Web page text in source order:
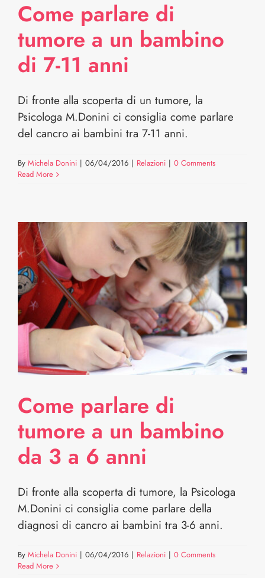
Come parlare di
tumore a un bambino
di 7-11 anni
Di fronte alla scoperta di un tumore, la
Psicologa M.Donini ci consiglia come parlare
del cancro ai bambini tra 7-11 anni.
By Michela Donini | 06/04/2016 | Relazioni | 0 Comments
Read More
Come parlare di
tumore a un bambino
da 3 a 6 anni
Di fronte alla scoperta di tumore, la Psicologa
M.Donini ci consiglia come parlare della
diagnosi di cancro ai bambini tra 3-6 anni.
By Michela Donini | 06/04/2016 | Relazioni | 0 Comments
Read More